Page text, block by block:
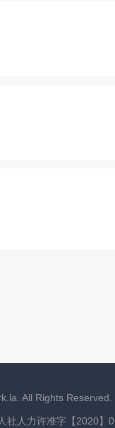
All Rights Reserved.
社人力许准字【2020】